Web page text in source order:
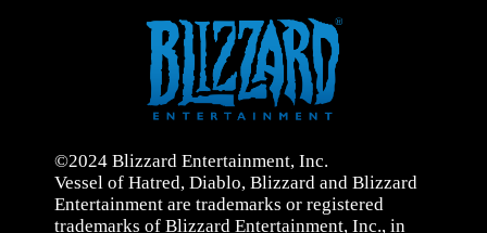
©2024 Blizzard Entertainment, Inc.
Vessel of Hatred, Diablo, Blizzard and Blizzard
Entertainment are trademarks or registered
trademarks of Blizzard Entertainment, Inc., in